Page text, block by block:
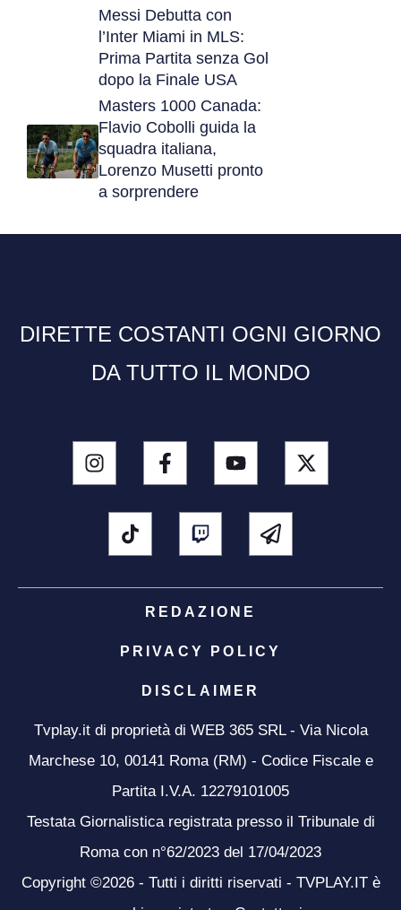
Messi Debutta con
l’Inter Miami in MLS:
Prima Partita senza Gol
dopo la Finale USA
Masters 1000 Canada:
Flavio Cobolli guida la
squadra italiana,
Lorenzo Musetti pronto
a sorprendere
DIRETTE COSTANTI OGNI GIORNO
DA TUTTO IL MONDO
REDAZIONE
PRIVACY POLICY
DISCLAIMER
Tvplay.it di proprietà di WEB 365 SRL - Via Nicola
Marchese 10, 00141 Roma (RM) - Codice Fiscale e
Partita I.V.A. 12279101005
Testata Giornalistica registrata presso il Tribunale di
Roma con n°62/2023 del 17/04/2023
Copyright ©2026 - Tutti i diritti riservati - TVPLAY.IT è